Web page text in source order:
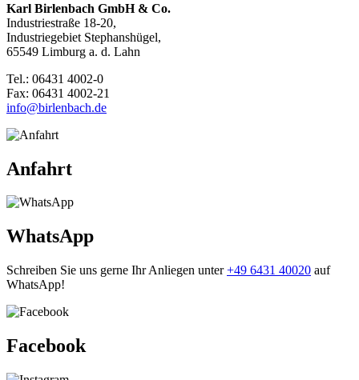
Karl Birlenbach GmbH & Co.
Industriestraße 18-20,
Industriegebiet Stephanshügel,
65549 Limburg a. d. Lahn
Tel.: 06431 4002-0
Fax: 06431 4002-21
info@birlenbach.de
Anfahrt
WhatsApp
Schreiben Sie uns gerne Ihr Anliegen unter+49 6431 40020 auf
WhatsApp!
Facebook